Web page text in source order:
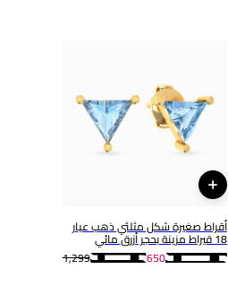
أقراط صغيرة شكل مثلثي ذهب عيار
18 قيراط مزينة بحجر أزرق مائي
1,299
650